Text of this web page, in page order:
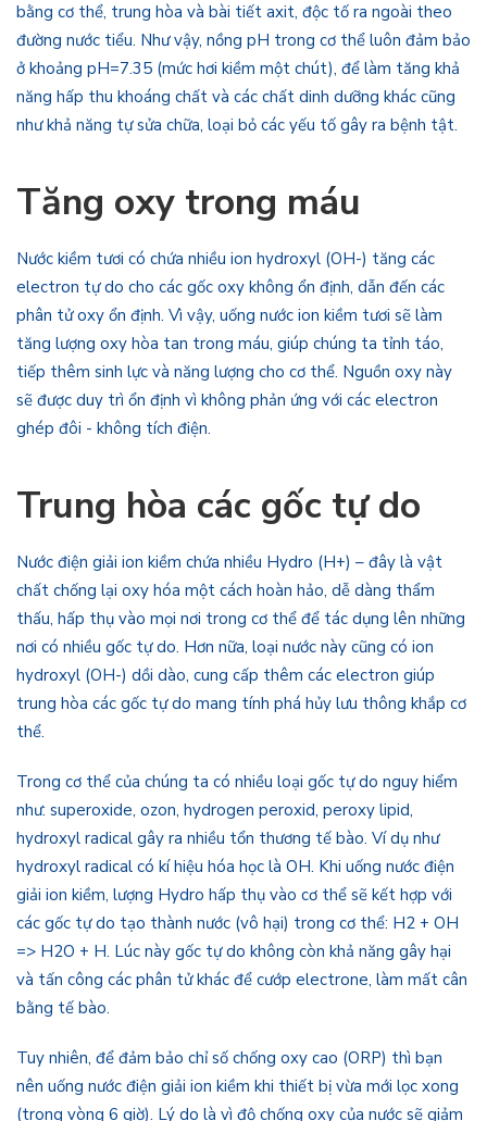
bằng cơ thể, trung hòa và bài tiết axit, độc tố ra ngoài theo
đường nước tiểu. Như vậy, nồng pH trong cơ thể luôn đảm bảo
ở khoảng pH=7.35 (mức hơi kiềm một chút), để làm tăng khả
năng hấp thu khoáng chất và các chất dinh dưỡng khác cũng
như khả năng tự sửa chữa, loại bỏ các yếu tố gây ra bệnh tật.
Tăng oxy trong máu
Nước kiềm tươi có chứa nhiều ion hydroxyl (OH-) tăng các
electron tự do cho các gốc oxy không ổn định, dẫn đến các
phân tử oxy ổn định. Vì vậy, uống nước ion kiềm tươi sẽ làm
tăng lượng oxy hòa tan trong máu, giúp chúng ta tỉnh táo,
tiếp thêm sinh lực và năng lượng cho cơ thể. Nguồn oxy này
sẽ được duy trì ổn định vì không phản ứng với các electron
ghép đôi - không tích điện.
Trung hòa các gốc tự do
Nước điện giải ion kiềm chứa nhiều Hydro (H+) – đây là vật
chất chống lại oxy hóa một cách hoàn hảo, dễ dàng thẩm
thấu, hấp thụ vào mọi nơi trong cơ thể để tác dụng lên những
nơi có nhiều gốc tự do. Hơn nữa, loại nước này cũng có ion
hydroxyl (OH-) dồi dào, cung cấp thêm các electron giúp
trung hòa các gốc tự do mang tính phá hủy lưu thông khắp cơ
thể.
Trong cơ thể của chúng ta có nhiều loại gốc tự do nguy hiểm
như: superoxide, ozon, hydrogen peroxid, peroxy lipid,
hydroxyl radical gây ra nhiều tổn thương tế bào. Ví dụ như
hydroxyl radical có kí hiệu hóa học là OH. Khi uống nước điện
giải ion kiềm, lượng Hydro hấp thụ vào cơ thể sẽ kết hợp với
các gốc tự do tạo thành nước (vô hại) trong cơ thể: H2 + OH
=> H2O + H. Lúc này gốc tự do không còn khả năng gây hại
và tấn công các phân tử khác để cướp electrone, làm mất cân
bằng tế bào.
Tuy nhiên, để đảm bảo chỉ số chống oxy cao (ORP) thì bạn
nên uống nước điện giải ion kiềm khi thiết bị vừa mới lọc xong
(trong vòng 6 giờ). Lý do là vì độ chống oxy của nước sẽ giảm